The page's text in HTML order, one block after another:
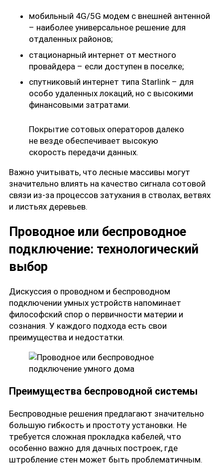
мобильный 4G/5G модем с внешней антенной
– наиболее универсальное решение для
отдаленных районов;
стационарный интернет от местного
провайдера – если доступен в поселке;
спутниковый интернет типа Starlink – для
особо удаленных локаций, но с высокими
финансовыми затратами.
Покрытие сотовых операторов далеко
не везде обеспечивает высокую
скорость передачи данных.
Важно учитывать, что лесные массивы могут
значительно влиять на качество сигнала сотовой
связи из-за процессов затухания в стволах, ветвях
и листьях деревьев.
Проводное или беспроводное
подключение: технологический
выбор
Дискуссия о проводном и беспроводном
подключении умных устройств напоминает
философский спор о первичности материи и
сознания. У каждого подхода есть свои
преимущества и недостатки.
Преимущества беспроводной системы
Беспроводные решения предлагают значительно
большую гибкость и простоту установки. Не
требуется сложная прокладка кабелей, что
особенно важно для дачных построек, где
штробление стен может быть проблематичным.